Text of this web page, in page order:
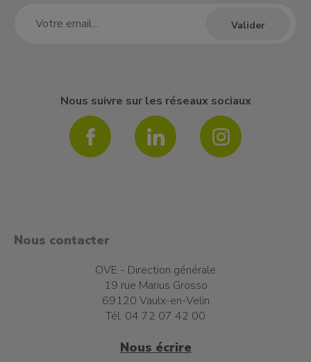
Nous suivre sur les réseaux sociaux
Nous contacter
OVE - Direction générale
19 rue Marius Grosso
69120 Vaulx-en-Velin
Tél. 04 72 07 42 00
Nous écrire